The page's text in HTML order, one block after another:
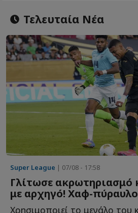
Τελευταία Νέα
Super League | 07/08 - 17:58
Γλίτωσε ακρωτηριασμό
με αρχηγό! Χαφ-